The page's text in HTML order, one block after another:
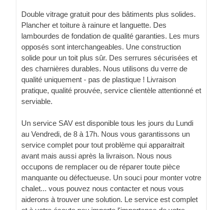
Double vitrage gratuit pour des bâtiments plus solides.
Plancher et toiture à rainure et languette. Des
lambourdes de fondation de qualité garanties. Les murs
opposés sont interchangeables. Une construction
solide pour un toit plus sûr. Des serrures sécurisées et
des charnières durables. Nous utilisons du verre de
qualité uniquement - pas de plastique ! Livraison
pratique, qualité prouvée, service clientèle attentionné et
serviable.
Un service SAV est disponible tous les jours du Lundi
au Vendredi, de 8 à 17h. Nous vous garantissons un
service complet pour tout problème qui apparaitrait
avant mais aussi après la livraison. Nous nous
occupons de remplacer ou de réparer toute pièce
manquante ou défectueuse. Un souci pour monter votre
chalet... vous pouvez nous contacter et nous vous
aiderons à trouver une solution. Le service est complet